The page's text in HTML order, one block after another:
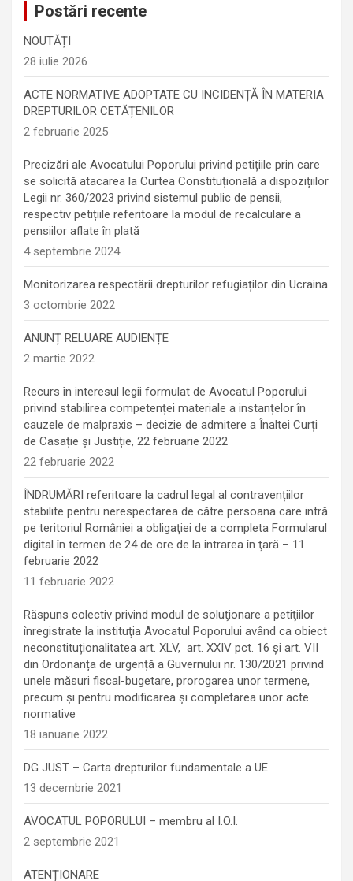
Postări recente
NOUTĂȚI
28 iulie 2026
ACTE NORMATIVE ADOPTATE CU INCIDENȚĂ ÎN MATERIA
DREPTURILOR CETĂȚENILOR
2 februarie 2025
Precizări ale Avocatului Poporului privind petițiile prin care
se solicită atacarea la Curtea Constituțională a dispozițiilor
Legii nr. 360/2023 privind sistemul public de pensii,
respectiv petițiile referitoare la modul de recalculare a
pensiilor aflate în plată
4 septembrie 2024
Monitorizarea respectării drepturilor refugiaților din Ucraina
3 octombrie 2022
ANUNȚ RELUARE AUDIENȚE
2 martie 2022
Recurs în interesul legii formulat de Avocatul Poporului
privind stabilirea competenței materiale a instanțelor în
cauzele de malpraxis – decizie de admitere a Înaltei Curți
de Casație și Justiție, 22 februarie 2022
22 februarie 2022
ÎNDRUMĂRI referitoare la cadrul legal al contravențiilor
stabilite pentru nerespectarea de către persoana care intră
pe teritoriul României a obligaţiei de a completa Formularul
digital în termen de 24 de ore de la intrarea în ţară – 11
februarie 2022
11 februarie 2022
Răspuns colectiv privind modul de soluţionare a petiţiilor
înregistrate la instituţia Avocatul Poporului având ca obiect
neconstituționalitatea art. XLV, art. XXIV pct. 16 și art. VII
din Ordonanța de urgență a Guvernului nr. 130/2021 privind
unele măsuri fiscal-bugetare, prorogarea unor termene,
precum şi pentru modificarea şi completarea unor acte
normative
18 ianuarie 2022
DG JUST – Carta drepturilor fundamentale a UE
13 decembrie 2021
AVOCATUL POPORULUI – membru al I.O.I.
2 septembrie 2021
ATENȚIONARE